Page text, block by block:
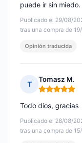
Publicado el 29/08/
tras una compra de
puede ir sin miedo.
Opinión traducida
T
Tomasz M.
Nota: 5 de 5
Publicado el 28/08/
tras una compra de
Todo dios, gracias